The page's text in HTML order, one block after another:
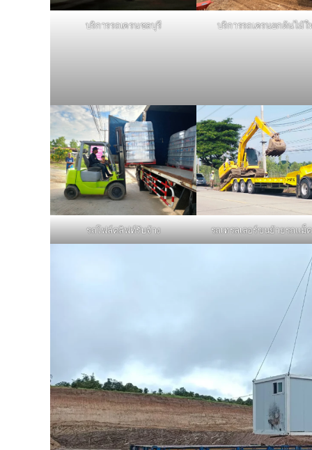
บริการรถเครนชลบุรี บริการรถเครนยกต้นไม้
รถโฟล์คลิฟท์รับจ้าง รถเทรลเลอร์ขนย้ายรถแม็